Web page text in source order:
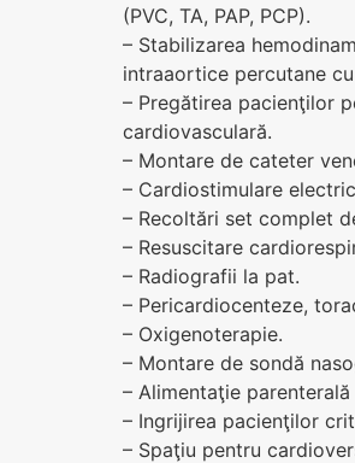
(PVC, TA, PAP, PCP).
– Stabilizarea
intraaortice percutane
– Pregătirea pacienţilor
cardiovasculară.
– Montare de cateter
– Cardiostimulare
– Recoltări set complet
– Resuscitare
– Radiografii la pat.
– Pericardiocenteze,
– Oxigenoterapie.
– Montare de sondă
– Alimentaţie parenterală
– Ingrijirea pacienţilor
– Spaţiu pentru